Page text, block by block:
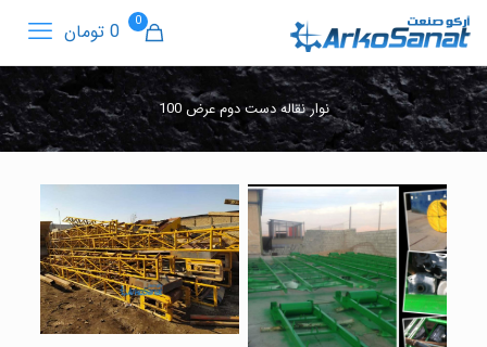
0 0 تومان
نوار نقاله دست دوم عرض 100